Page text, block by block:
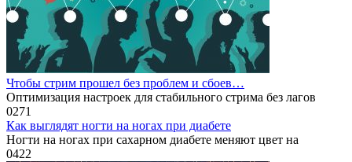
Чтобы стрим прошел без проблем и сбоев…
Оптимизация настроек для стабильного стрима без лагов
0271
Как выглядят ногти на ногах при диабете
Ногти на ногах при сахарном диабете меняют цвет на
0422